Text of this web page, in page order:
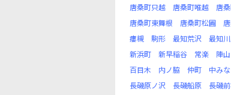
唐桑町只越
唐桑町唯越 唐
唐桑町東舞根
唐桑町松圃
瘻槻
駒形 最知荒沢 最知
新浜町
新早稲谷 常楽 陣山
百目木
内ノ脇 仲町 中み
長磯原ノ沢
長磯船原 長磯